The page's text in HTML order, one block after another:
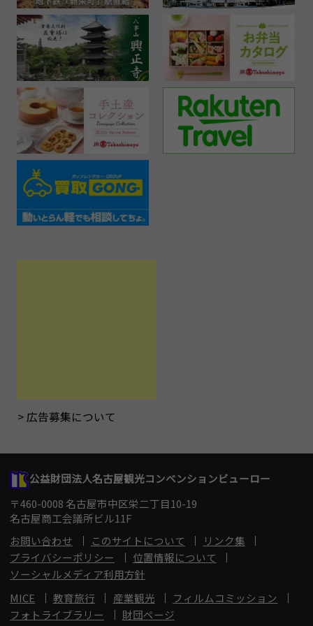
広告募集について
公益財団法人名古屋観光コンベンションビューロー
〒460-0008 名古屋市中区栄二丁目10-19
名古屋商工会議所ビル11F
お問い合わせ
このサイトについて
リンク集
プライバシーポリシー
位置情報について
ソーシャルメディア利用方針
MICE
教育旅行 産業観光
フィルムコミッション
フォトライブラリー
財団ページ